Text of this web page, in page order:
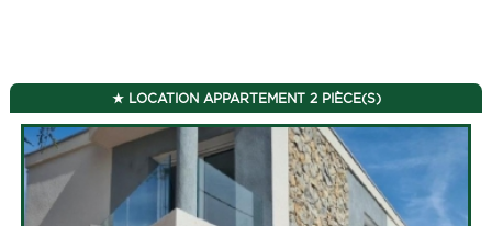
LOCATION APPARTEMENT 2 PIÈCE(S)